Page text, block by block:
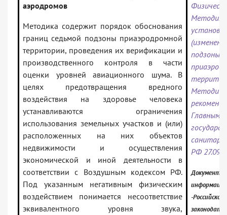
аэродромов
Методика содержит порядок обоснования
границ седьмой подзоны приаэродромной
территории, проведения их верификации и
производственного контроля в части
оценки уровней авиационного шума. В
целях предотвращения вредного
воздействия на здоровье человека
устанавливаются ограничения
использования земельных участков и (или)
расположенных на них объектов
недвижимости и осуществления
экономической и иной деятельности в
соответствии с Воздушным кодексом РФ.
Под указанным негативным физическим
воздействием понимается несоответствие
эквивалентного уровня звука,
Методика
подзоны
Главным
РФ
Документ
-Российское